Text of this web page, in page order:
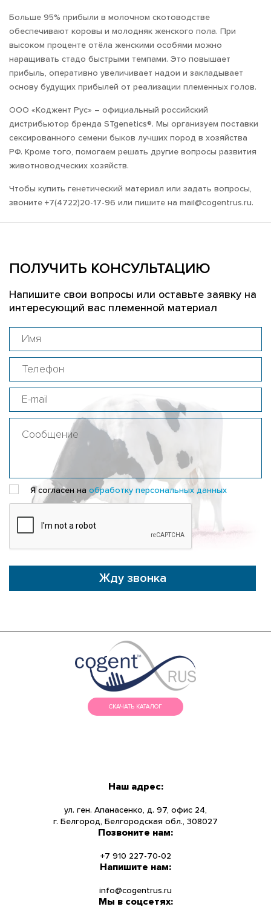
Больше 95% прибыли в молочном скотоводстве
обеспечивают коровы и молодняк женского пола. При
высоком проценте отёла женскими особями можно
наращивать стадо быстрыми темпами. Это повышает
прибыль, оперативно увеличивает надои и закладывает
основу будущих прибылей от реализации племенных голов.
ООО «Коджент Рус» – официальный российский
дистрибьютор бренда STgenetics®. Мы организуем поставки
сексированного семени быков лучших пород в хозяйства
РФ. Кроме того, помогаем решать другие вопросы развития
животноводческих хозяйств.
Чтобы купить генетический материал или задать вопросы,
звоните +7(4722)20-17-96 или пишите на mail@cogentrus.ru.
ПОЛУЧИТЬ КОНСУЛЬТАЦИЮ
Напишите свои вопросы или оставьте заявку на
интересующий вас племенной материал
Я согласен на обработку персональных данных
Жду звонка
СКАЧАТЬ КАТАЛОГ
НОВОСТИ
УСЛУГИ
ИНФОРМАЦИЯ
Наш адрес:
ул. ген. Апанасенко, д. 97, офис 24,
г. Белгород, Белгородская обл., 308027
Позвоните нам:
+7 910 227-70-02
Напишите нам:
info@cogentrus.ru
Мы в соцсетях: